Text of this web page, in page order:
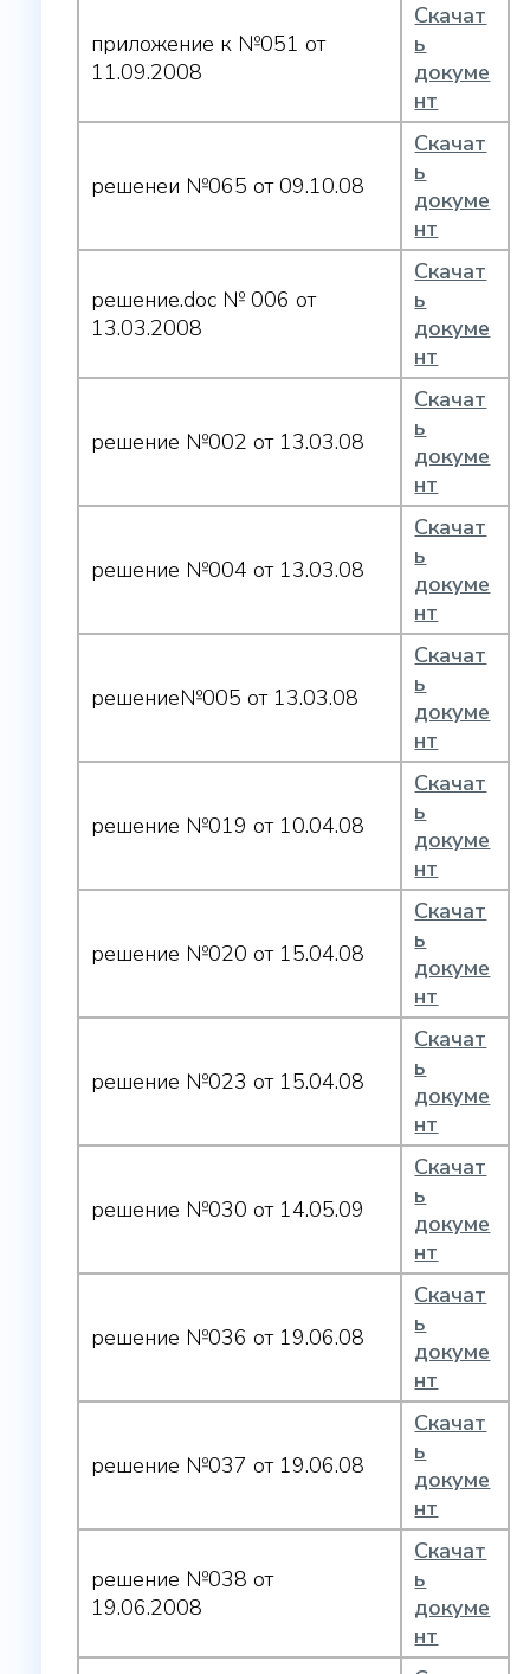
приложение к №051 от
11.09.2008
Скачат
ь
докуме
нт
решенеи №065 от 09.10.08
Скачат
ь
докуме
нт
решение.doc № 006 от
13.03.2008
Скачат
ь
докуме
нт
решение №002 от 13.03.08
Скачат
ь
докуме
нт
решение №004 от 13.03.08
Скачат
ь
докуме
нт
решение№005 от 13.03.08
Скачат
ь
докуме
нт
решение №019 от 10.04.08
Скачат
ь
докуме
нт
решение №020 от 15.04.08
Скачат
ь
докуме
нт
решение №023 от 15.04.08
Скачат
ь
докуме
нт
решение №030 от 14.05.09
Скачат
ь
докуме
нт
решение №036 от 19.06.08
Скачат
ь
докуме
нт
решение №037 от 19.06.08
Скачат
ь
докуме
нт
решение №038 от
19.06.2008
Скачат
ь
докуме
нт